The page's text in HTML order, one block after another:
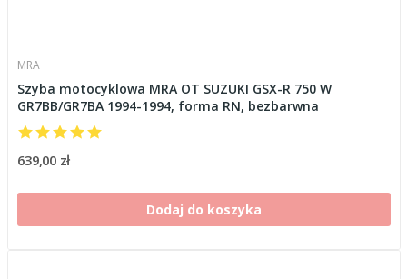
MRA
Szyba motocyklowa MRA OT SUZUKI GSX-R 750 W
GR7BB/GR7BA 1994-1994, forma RN, bezbarwna
639,00 zł
Dodaj do koszyka